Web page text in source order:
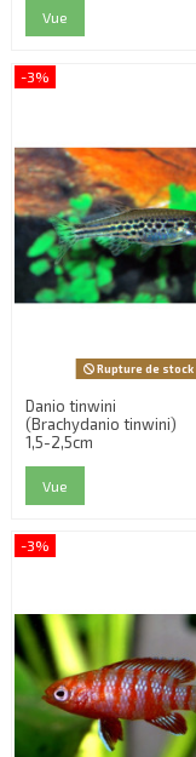
Vue
-3%
Rupture de stock
Danio tinwini
(Brachydanio tinwini)
1,5-2,5cm
Vue
-3%